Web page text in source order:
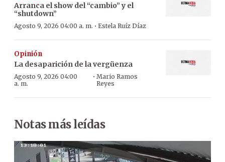
Arranca el show del “cambio” y el
“shutdown”
Agosto 9, 2026 04:00 a. m. · Estela Ruíz Díaz
Opinión
La desaparición de la vergüenza
Agosto 9, 2026 04:00
a. m.
· Mario Ramos
Reyes
Notas más leídas